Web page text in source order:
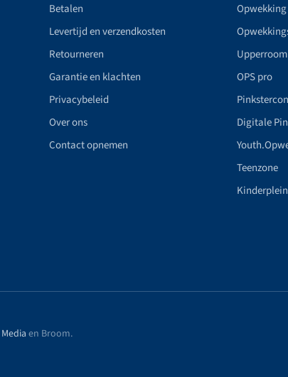
Betalen
Levertijd en verzendkosten
Retourneren
Garantie en klachten
Privacybeleid
Over ons
Contact opnemen
Upperroom
OPS pro
Digitale
Teenzone
Kinderplein
en Broom.